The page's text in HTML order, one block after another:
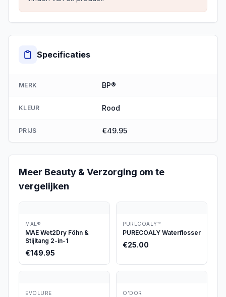
Specificaties
MERK BP®
KLEUR Rood
PRIJS €49.95
Meer Beauty & Verzorging om te
vergelijken
MAE®
MAE Wet2Dry Föhn &
Stijltang 2-in-1
€149.95
PURECOALY™
PURECOALY Waterflosser
€25.00
EVOLURE O’DOR